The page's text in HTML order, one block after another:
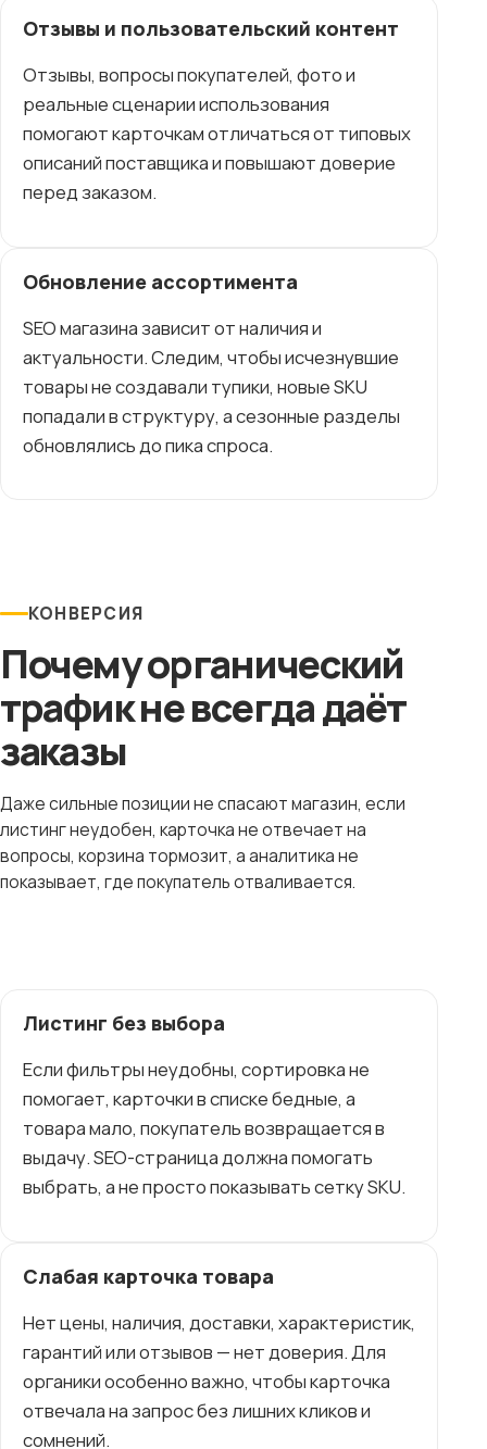
Отзывы и пользовательский контент
Отзывы, вопросы покупателей, фото и
реальные сценарии использования
помогают карточкам отличаться от типовых
описаний поставщика и повышают доверие
перед заказом.
Обновление ассортимента
SEO магазина зависит от наличия и
актуальности. Следим, чтобы исчезнувшие
товары не создавали тупики, новые SKU
попадали в структуру, а сезонные разделы
обновлялись до пика спроса.
КОНВЕРСИЯ
Почему органический
трафик не всегда даёт
заказы
Даже сильные позиции не спасают магазин, если
листинг неудобен, карточка не отвечает на
вопросы, корзина тормозит, а аналитика не
показывает, где покупатель отваливается.
Листинг без выбора
Если фильтры неудобны, сортировка не
помогает, карточки в списке бедные, а
товара мало, покупатель возвращается в
выдачу. SEO-страница должна помогать
выбрать, а не просто показывать сетку SKU.
Слабая карточка товара
Нет цены, наличия, доставки, характеристик,
гарантий или отзывов — нет доверия. Для
органики особенно важно, чтобы карточка
отвечала на запрос без лишних кликов и
сомнений.